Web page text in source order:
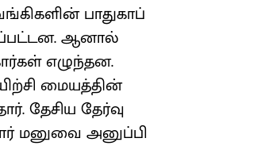
பாது​காப்​
ஆனால்
எழுந்​தன.
மையத்​தின்
தேசிய தேர்வு
மனுவை அனுப்​பி​